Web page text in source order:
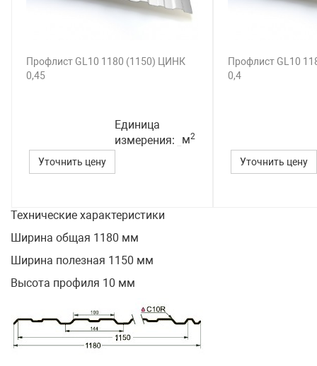
Профлист GL10 1180 (1150) ЦИНК
0,45
Уточнить цену
Единица
измерения
м2
Профлист GL10
0,4
Уточнить цену
Технические характеристики
Ширина общая 1180 мм
Ширина полезная 1150 мм
Высота профиля 10 мм